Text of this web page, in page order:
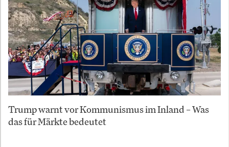
Trump warnt vor Kommunismus im Inland – Was
das für Märkte bedeutet